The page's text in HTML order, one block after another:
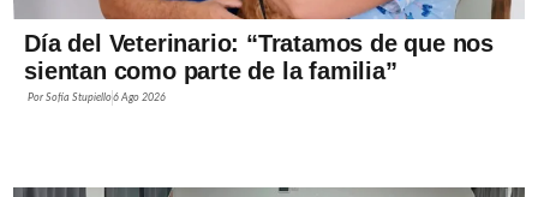
Día del Veterinario: “Tratamos de que nos
sientan como parte de la familia”
PorSofía Stupiello6 Ago 2026